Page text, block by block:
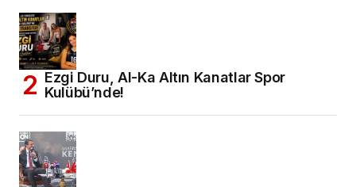
Ezgi Duru, Al-Ka Altın Kanatlar Spor
Kulübü’nde!